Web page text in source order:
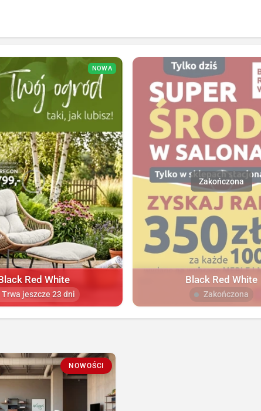
NOWA
Red White
Trwa jeszcze 23 dni
Black Red White
Zakończona
NOWOŚCI